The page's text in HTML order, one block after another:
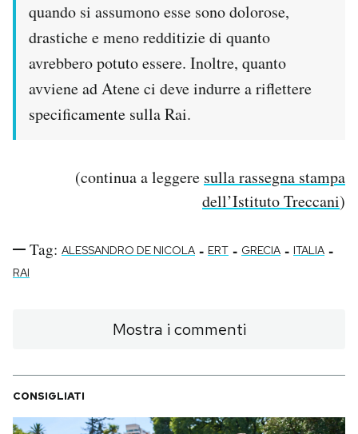
quando si assumono esse sono dolorose,
drastiche e meno redditizie di quanto
avrebbero potuto essere. Inoltre, quanto
avviene ad Atene ci deve indurre a riflettere
specificamente sulla Rai.
(continua a leggere sulla rassegna stampa
dell’Istituto Treccani)
Tag: ALESSANDRO DE NICOLA - ERT - GRECIA - ITALIA -
RAI
Mostra i commenti
CONSIGLIATI